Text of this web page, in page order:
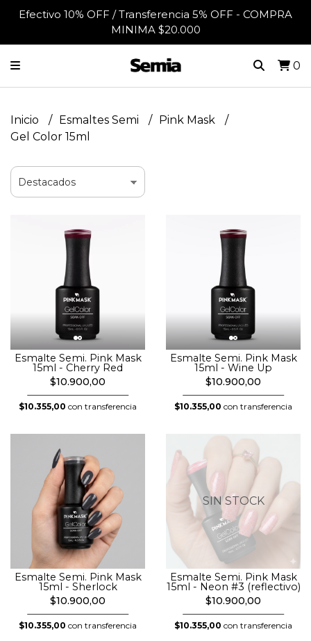
Efectivo 10% OFF / Transferencia 5% OFF - COMPRA
MINIMA $20.000
0
Inicio Esmaltes Semi
Pink Mask
Gel Color 15ml
Esmalte Semi. Pink Mask
15ml - Cherry Red
$10.900,00
$10.355,00 con transferencia
Esmalte Semi. Pink Mask
15ml - Wine Up
$10.900,00
$10.355,00 con transferencia
Esmalte Semi. Pink Mask
15ml - Sherlock
$10.900,00
$10.355,00 con transferencia
SIN STOCK
Esmalte Semi. Pink Mask
15ml - Neon #3 (reflectivo)
$10.900,00
$10.355,00 con transferencia